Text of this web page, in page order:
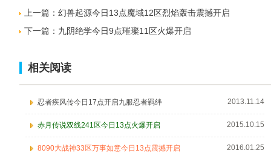
上一篇： 幻兽起源今日13点魔域12区烈焰轰击震撼开启
下一篇： 九阴绝学今日9点璀璨11区火爆开启
相关阅读
忍者疾风传今日17点开启九服忍者羁绊 2013.11.14
赤月传说双线241区今日13点火爆开启 2015.10.15
8090大战神33区万事如意今日13点震撼开启 2016.01.25